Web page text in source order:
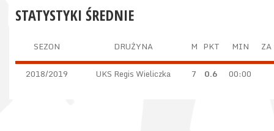
STATYSTYKI ŚREDNIE
SEZON DRUŻYNA M PKT MIN
2018/2019 UKS Regis Wieliczka 7 0.6 00:00